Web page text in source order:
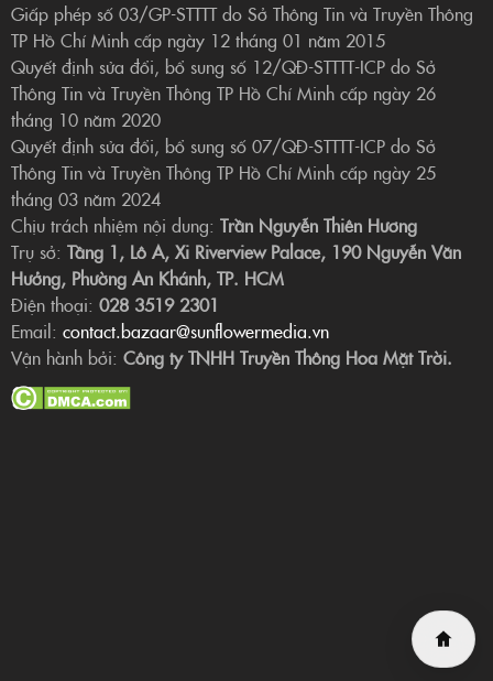
Giấp phép số 03/GP-STTTT do Sở Thông Tin và Truyền Thông
TP Hồ Chí Minh cấp ngày 12 tháng 01 năm 2015
Quyết định sửa đổi, bổ sung số 12/QĐ-STTTT-ICP do Sở
Thông Tin và Truyền Thông TP Hồ Chí Minh cấp ngày 26
tháng 10 năm 2020
Quyết định sửa đổi, bổ sung số 07/QĐ-STTTT-ICP do Sở
Thông Tin và Truyền Thông TP Hồ Chí Minh cấp ngày 25
tháng 03 năm 2024
Chịu trách nhiệm nội dung: Trần Nguyễn Thiên Hương
Trụ sở: Tầng 1, Lô A, Xi Riverview Palace, 190 Nguyễn Văn
Hưởng, Phường An Khánh, TP. HCM
Điện thoại: 028 3519 2301
Email: contact.bazaar@sunflowermedia.vn
Vận hành bởi: Công ty TNHH Truyền Thông Hoa Mặt Trời.